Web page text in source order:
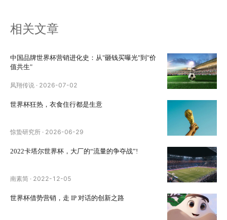
相关文章
中国品牌世界杯营销进化史：从"砸钱买曝光"到"价
值共生"
凤翔传说 · 2026-07-02
世界杯狂热，衣食住行都是生意
惊蛰研究所 · 2026-06-29
2022卡塔尔世界杯，大厂的“流量的争夺战”!
南素简 · 2022-12-05
世界杯借势营销，走 IP 对话的创新之路